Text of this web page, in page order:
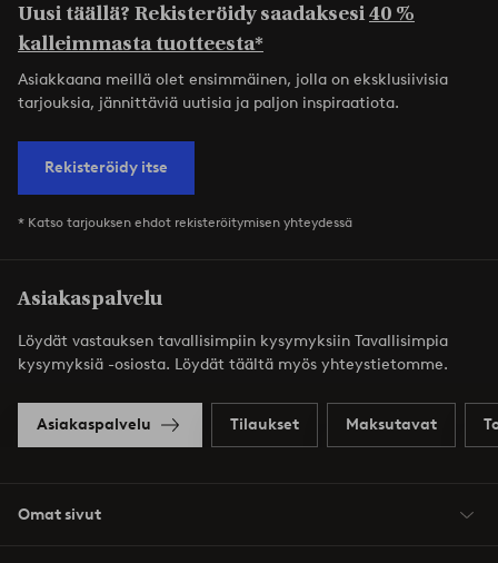
Uusi täällä? Rekisteröidy saadaksesi40 %
kalleimmasta tuotteesta*
Asiakkaana meillä olet ensimmäinen, jolla on eksklusiivisia
tarjouksia, jännittäviä uutisia ja paljon inspiraatiota.
Rekisteröidy itse
* Katso tarjouksen ehdot rekisteröitymisen yhteydessä
Asiakaspalvelu
Löydät vastauksen tavallisimpiin kysymyksiin Tavallisimpia
kysymyksiä -osiosta. Löydät täältä myös yhteystietomme.
Asiakaspalvelu Tilaukset Maksutavat
Omat sivut